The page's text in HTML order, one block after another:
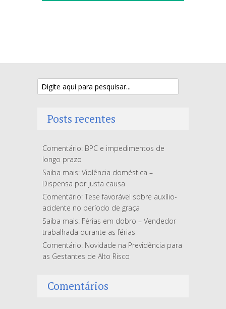
Posts recentes
Comentário: BPC e impedimentos de
longo prazo
Saiba mais: Violência doméstica –
Dispensa por justa causa
Comentário: Tese favorável sobre auxílio-
acidente no período de graça
Saiba mais: Férias em dobro – Vendedor
trabalhada durante as férias
Comentário: Novidade na Previdência para
as Gestantes de Alto Risco
Comentários